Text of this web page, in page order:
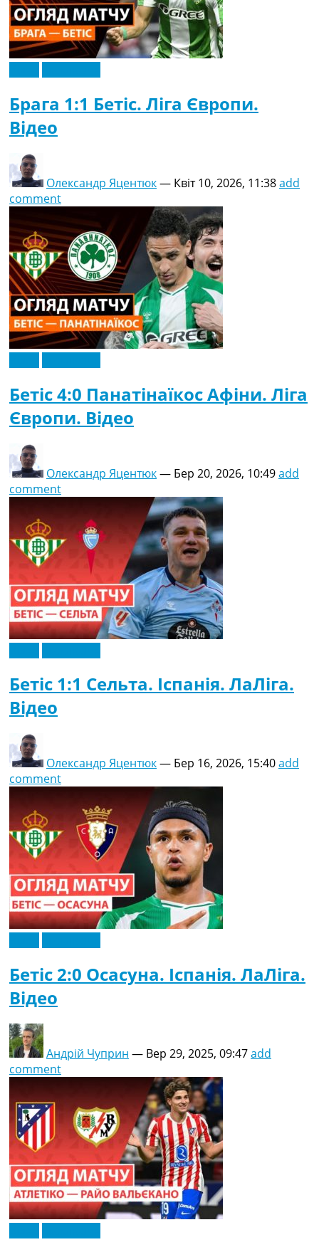
Брага 1:1 Бетіс. Ліга Європи.
Відео
Олександр Яцентюк— Квіт 10, 2026, 11:38add
comment
Бетіс 4:0 Панатінаїкос Афіни. Ліга
Європи. Відео
Олександр Яцентюк— Бер 20, 2026, 10:49add
comment
Бетіс 1:1 Сельта. Іспанія. ЛаЛіга.
Відео
Олександр Яцентюк— Бер 16, 2026, 15:40add
comment
Бетіс 2:0 Осасуна. Іспанія. ЛаЛіга.
Відео
Андрій Чуприн — Вер 29, 2025, 09:47add
comment